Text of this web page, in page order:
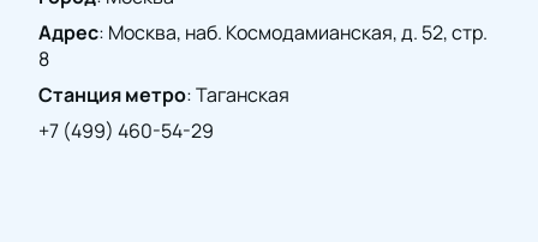
Адрес: Москва, наб. Космодамианская, д. 52, стр.
8
Станция метро:Таганская
+7 (499) 460-54-29